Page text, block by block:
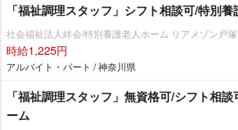
「福祉調理スタッフ」シフト相談可/特別
社会福祉法人絆会/特別養護老人ホーム リアメゾン戸塚
時給1,225円
アルバイト・パート / 神奈川県
「福祉調理スタッフ」無資格可/シフト相
ーム